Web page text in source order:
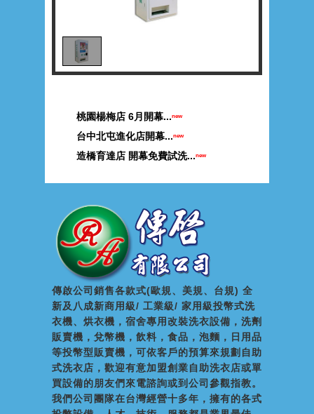
桃園楊梅店 6月開幕...new
台中北屯進化店開幕...new
造橋育達店 開幕免費試洗...new
傳啟公司銷售各款式(歐規、美規、台規) 全
新及八成新商用級/ 工業級/ 家用級投幣式洗
衣機、烘衣機，宿舍專用改裝洗衣設備，洗劑
販賣機，兌幣機，飲料，食品，泡麵，日用品
等投幣型販賣機，可依客戶的預算來規劃自助
式洗衣店，歡迎有意加盟創業自助洗衣店或單
買設備的朋友們來電諮詢或到公司參觀指教。
我們公司團隊在台灣經營十多年，擁有的各式